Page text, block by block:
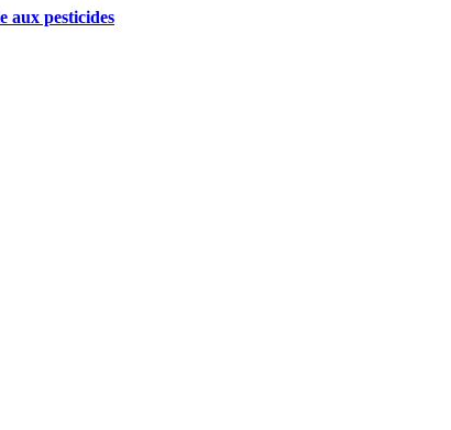
aux pesticides